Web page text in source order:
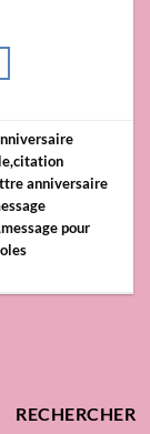
,citation
anniversaire
message pour
RECHERCHER